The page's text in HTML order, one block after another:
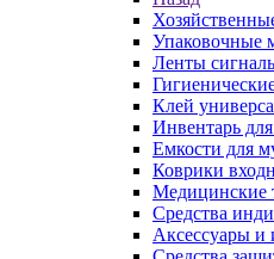
Упаковочные
Ленты
Клей
Инвентарь
Емкости для
Коврики
Медицинские
Средства
Аксессуары и